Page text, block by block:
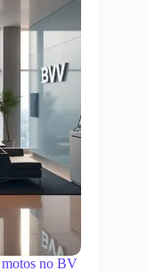
motos no BV